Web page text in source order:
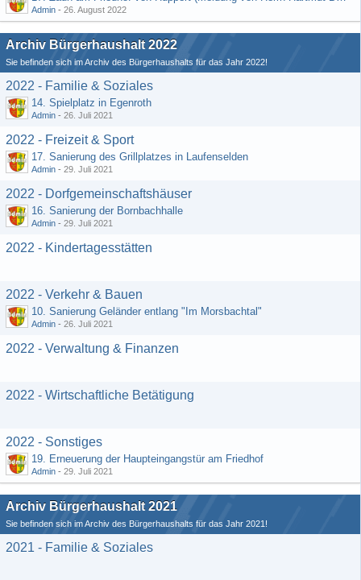
Admin - 26. August 2022
Archiv Bürgerhaushalt 2022
Sie befinden sich im Archiv des Bürgerhaushalts für das Jahr 2022!
2022 - Familie & Soziales
14. Spielplatz in Egenroth
Admin - 26. Juli 2021
2022 - Freizeit & Sport
17. Sanierung des Grillplatzes in Laufenselden
Admin - 29. Juli 2021
2022 - Dorfgemeinschaftshäuser
16. Sanierung der Bornbachhalle
Admin - 29. Juli 2021
2022 - Kindertagesstätten
2022 - Verkehr & Bauen
10. Sanierung Geländer entlang "Im Morsbachtal"
Admin - 26. Juli 2021
2022 - Verwaltung & Finanzen
2022 - Wirtschaftliche Betätigung
2022 - Sonstiges
19. Erneuerung der Haupteingangstür am Friedhof
Admin - 29. Juli 2021
Archiv Bürgerhaushalt 2021
Sie befinden sich im Archiv des Bürgerhaushalts für das Jahr 2021!
2021 - Familie & Soziales